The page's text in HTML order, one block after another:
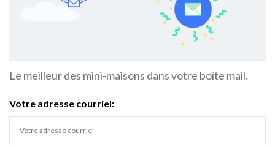
Le meilleur des mini-maisons dans votre boîte mail.
Votre adresse courriel: